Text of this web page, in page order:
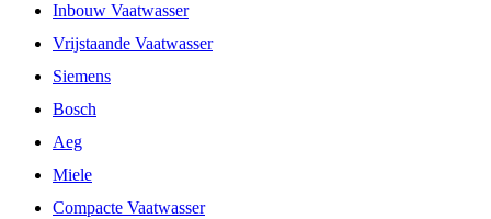
Inbouw Vaatwasser
Vrijstaande Vaatwasser
Siemens
Bosch
Aeg
Miele
Compacte Vaatwasser